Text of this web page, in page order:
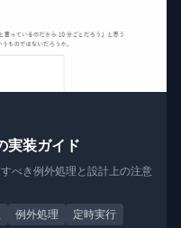
実装ガイド
べき例外処理と設計上の注意
例外処理
定時実行